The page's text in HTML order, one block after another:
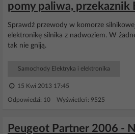
pomy paliwa, przekaznik
Sprawdź przewody w komorze
elektronikę silnika z nadwoziem. W
tak nie gniją.
Samochody Elektryka i elektronika
15 Kwi 2013 17:45
Odpowiedzi: 10 Wyświetleń: 9525
Peugeot Partner 2006 -